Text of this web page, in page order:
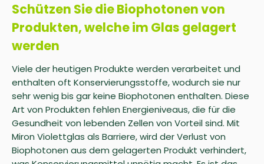
Schützen Sie die Biophotonen von
Produkten, welche im Glas gelagert
werden
Viele der heutigen Produkte werden verarbeitet und
enthalten oft Konservierungsstoffe, wodurch sie nur
sehr wenig bis gar keine Biophotonen enthalten. Diese
Art von Produkten fehlen Energieniveaus, die für die
Gesundheit von lebenden Zellen von Vorteil sind. Mit
Miron Violettglas als Barriere, wird der Verlust von
Biophotonen aus dem gelagerten Produkt verhindert,